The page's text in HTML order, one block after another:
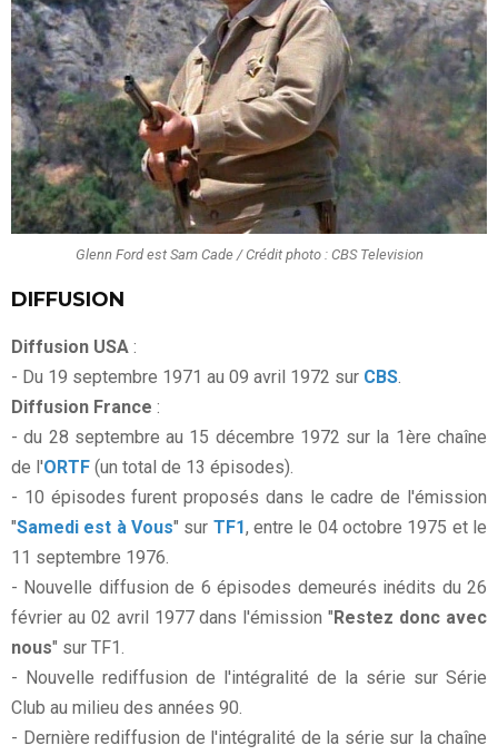
Glenn Ford est Sam Cade / Crédit photo : CBS Television
DIFFUSION
Diffusion USA :
- Du 19 septembre 1971 au 09 avril 1972 sur CBS.
Diffusion France :
- du 28 septembre au 15 décembre 1972 sur la 1ère chaîne
de l'ORTF (un total de 13 épisodes).
- 10 épisodes furent proposés dans le cadre de l'émission
"Samedi est à Vous" sur TF1, entre le 04 octobre 1975 et le
11 septembre 1976.
- Nouvelle diffusion de 6 épisodes demeurés inédits du 26
février au 02 avril 1977 dans l'émission "Restez donc avec
nous" sur TF1.
- Nouvelle rediffusion de l'intégralité de la série sur Série
Club au milieu des années 90.
- Dernière rediffusion de l'intégralité de la série sur la chaîne